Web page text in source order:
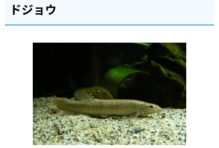
ドジョウ